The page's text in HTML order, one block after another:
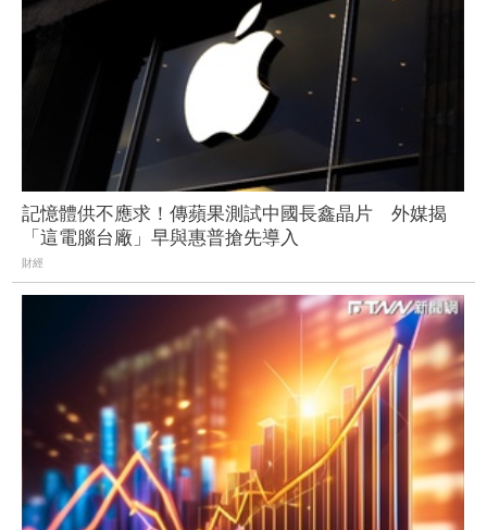
記憶體供不應求！傳蘋果測試中國長鑫晶片 外媒揭
「這電腦台廠」早與惠普搶先導入
財經